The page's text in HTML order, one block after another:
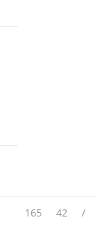
165 42 /